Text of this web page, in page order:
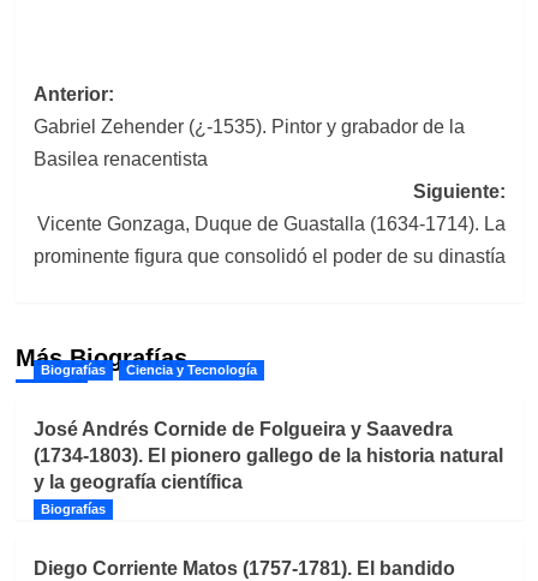
Navegación
de
Anterior:
Gabriel Zehender (¿-1535). Pintor y grabador de la
Basilea renacentista
Siguiente:
Vicente Gonzaga, Duque de Guastalla (1634-1714). La
prominente figura que consolidó el poder de su dinastía
Más Biografías
Biografías Ciencia y Tecnología
José Andrés Cornide de Folgueira y Saavedra
(1734-1803). El pionero gallego de la historia natural
y la geografía científica
Biografías
Diego Corriente Matos (1757-1781). El bandido